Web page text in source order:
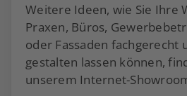
Weitere Ideen, wie Sie Ihre
Praxen, Büros,
oder Fassaden fachgerecht
gestalten lassen können,
unserem Internet-